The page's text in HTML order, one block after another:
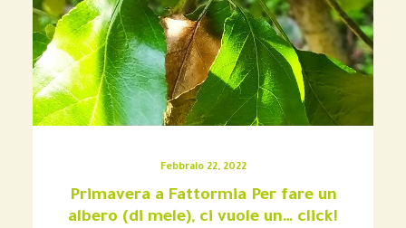
Febbraio 22, 2022
Primavera a Fattormia Per fare un
albero (di mele), ci vuole un… click!